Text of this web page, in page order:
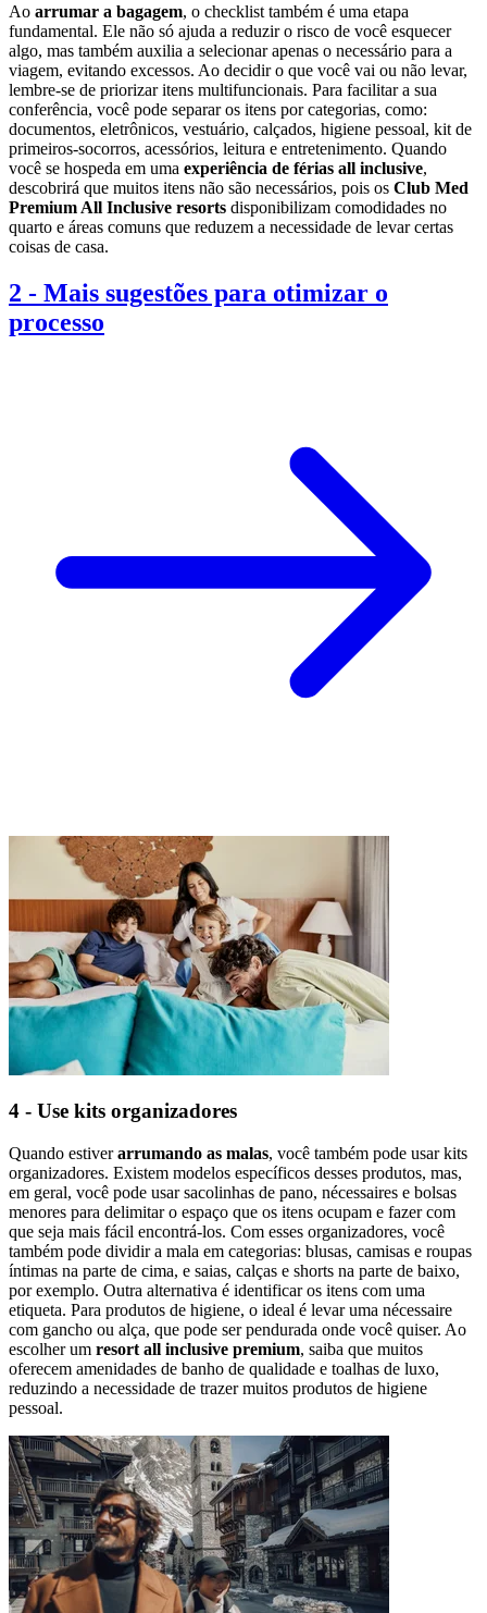
Ao arrumar a bagagem, o checklist também é uma etapa
fundamental. Ele não só ajuda a reduzir o risco de você esquecer
algo, mas também auxilia a selecionar apenas o necessário para a
viagem, evitando excessos. Ao decidir o que você vai ou não levar,
lembre-se de priorizar itens multifuncionais. Para facilitar a sua
conferência, você pode separar os itens por categorias, como:
documentos, eletrônicos, vestuário, calçados, higiene pessoal, kit de
primeiros-socorros, acessórios, leitura e entretenimento. Quando
você se hospeda em uma experiência de férias all inclusive,
descobrirá que muitos itens não são necessários, pois os Club Med
Premium All Inclusive resorts disponibilizam comodidades no
quarto e áreas comuns que reduzem a necessidade de levar certas
coisas de casa.
2 - Mais sugestões para otimizar o
processo
4 - Use kits organizadores
Quando estiverarrumando as malas, você também pode usar kits
organizadores. Existem modelos específicos desses produtos, mas,
em geral, você pode usar sacolinhas de pano, nécessaires e bolsas
menores para delimitar o espaço que os itens ocupam e fazer com
que seja mais fácil encontrá-los. Com esses organizadores, você
também pode dividir a mala em categorias: blusas, camisas e roupas
íntimas na parte de cima, e saias, calças e shorts na parte de baixo,
por exemplo. Outra alternativa é identificar os itens com uma
etiqueta. Para produtos de higiene, o ideal é levar uma nécessaire
com gancho ou alça, que pode ser pendurada onde você quiser. Ao
escolher um resort all inclusive premium, saiba que muitos
oferecem amenidades de banho de qualidade e toalhas de luxo,
reduzindo a necessidade de trazer muitos produtos de higiene
pessoal.